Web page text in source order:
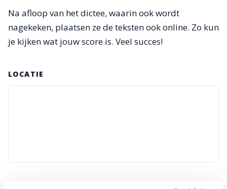
Na afloop van het dictee, waarin ook wordt
nagekeken, plaatsen ze de teksten ook online. Zo kun
je kijken wat jouw score is. Veel succes!
LOCATIE